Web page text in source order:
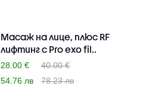
Масаж на лице, плюс RF
лифтинг с Pro exo fil..
28.00 €
40.00 €
54.76 лв
78.23 лв